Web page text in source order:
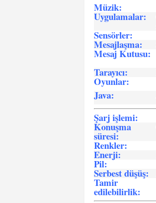
Müzik:
Uygulamalar:
Sensörler:
Mesajlaşma:
Mesaj Kutusu:
Tarayıcı:
Oyunlar:
Java:
Şarj işlemi:
Konuşma
süresi:
Renkler:
Enerji:
Pil:
Serbest düşüş:
Tamir
edilebilirlik: